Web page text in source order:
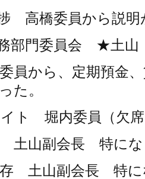
高橋委員から説明
部門委員会 ★土山
員から、定期預金
た。
イト 堀内委員（欠
土山副会長 特に
存 土山副会長 特に